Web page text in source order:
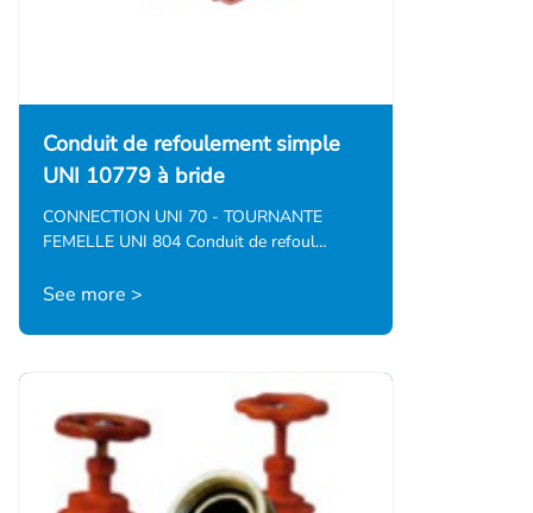
Conduit de refoulement simple
UNI 10779 à bride
CONNECTION UNI 70 - TOURNANTE
FEMELLE UNI 804 Conduit de refoul…
See more >